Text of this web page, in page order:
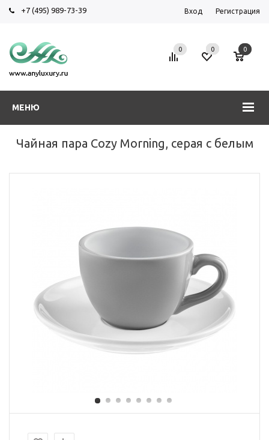
+7 (495) 989-73-39 Вход Регистрация
МЕНЮ
0 0 0
Чайная пара Cozy Morning, серая с белым